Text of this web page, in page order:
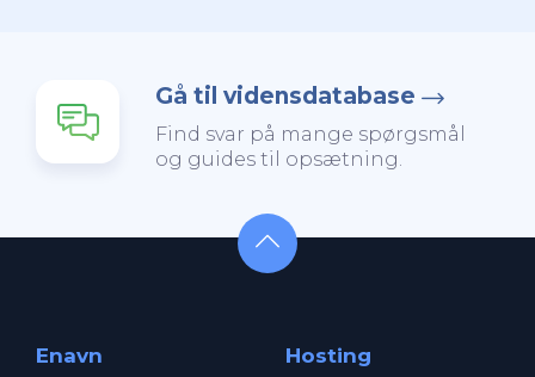
Gå til vidensdatabase
Find svar på mange spørgsmål
og guides til opsætning.
Enavn Hosting